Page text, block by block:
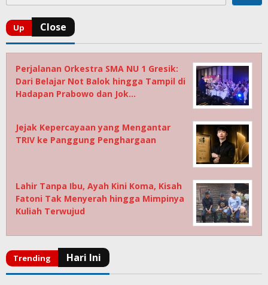
Perjalanan Orkestra SMA NU 1 Gresik:
Dari Belajar Not Balok hingga Tampil di
Hadapan Prabowo dan Jok…
Jejak Kepercayaan yang Mengantar
TRIV ke Panggung Penghargaan
Lahir Tanpa Ibu, Ayah Kini Koma, Kisah
Fatoni Tak Menyerah hingga Mimpinya
Kuliah Terwujud